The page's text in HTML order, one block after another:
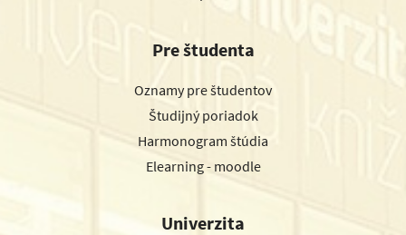
Pre študenta
Oznamy pre študentov
Študijný poriadok
Harmonogram štúdia
Elearning - moodle
Univerzita